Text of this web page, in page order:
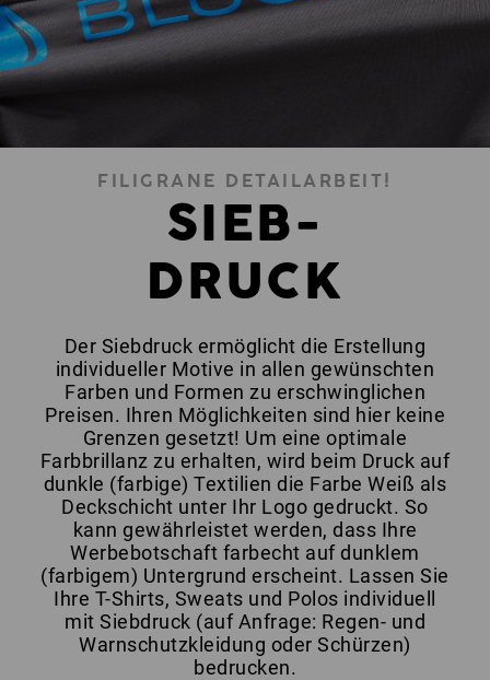
FILIGRANE DETAILARBEIT!
SIEB-
DRUCK
Der Siebdruck ermöglicht die Erstellung
individueller Motive in allen gewünschten
Farben und Formen zu erschwinglichen
Preisen. Ihren Möglichkeiten sind hier keine
Grenzen gesetzt! Um eine optimale
Farbbrillanz zu erhalten, wird beim Druck auf
dunkle (farbige) Textilien die Farbe Weiß als
Deckschicht unter Ihr Logo gedruckt. So
kann gewährleistet werden, dass Ihre
Werbebotschaft farbecht auf dunklem
(farbigem) Untergrund erscheint. Lassen Sie
Ihre T-Shirts, Sweats und Polos individuell
mit Siebdruck (auf Anfrage: Regen- und
Warnschutzkleidung oder Schürzen)
bedrucken.